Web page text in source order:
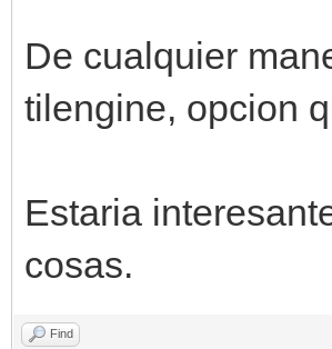
De cualquier
tilengine, opcion
Estaria
cosas.
Find